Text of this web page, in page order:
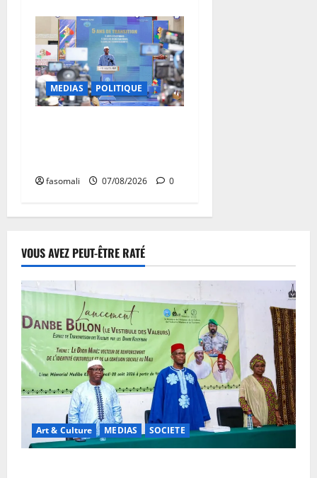
MEDIAS POLITIQUE
fasomali 07/08/2026 0
VOUS AVEZ PEUT-ÊTRE RATÉ
Art & Culture MEDIAS SOCIETE